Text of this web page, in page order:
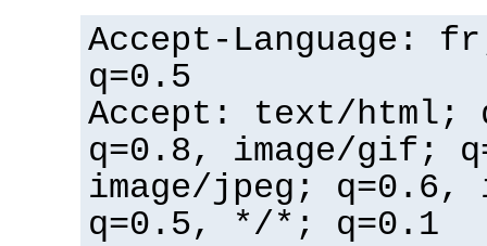
Accept-Language:
q=0.5
Accept: text/html;
q=0.8, image/gif;
image/jpeg; q=0.6,
q=0.5, */*; q=0.1